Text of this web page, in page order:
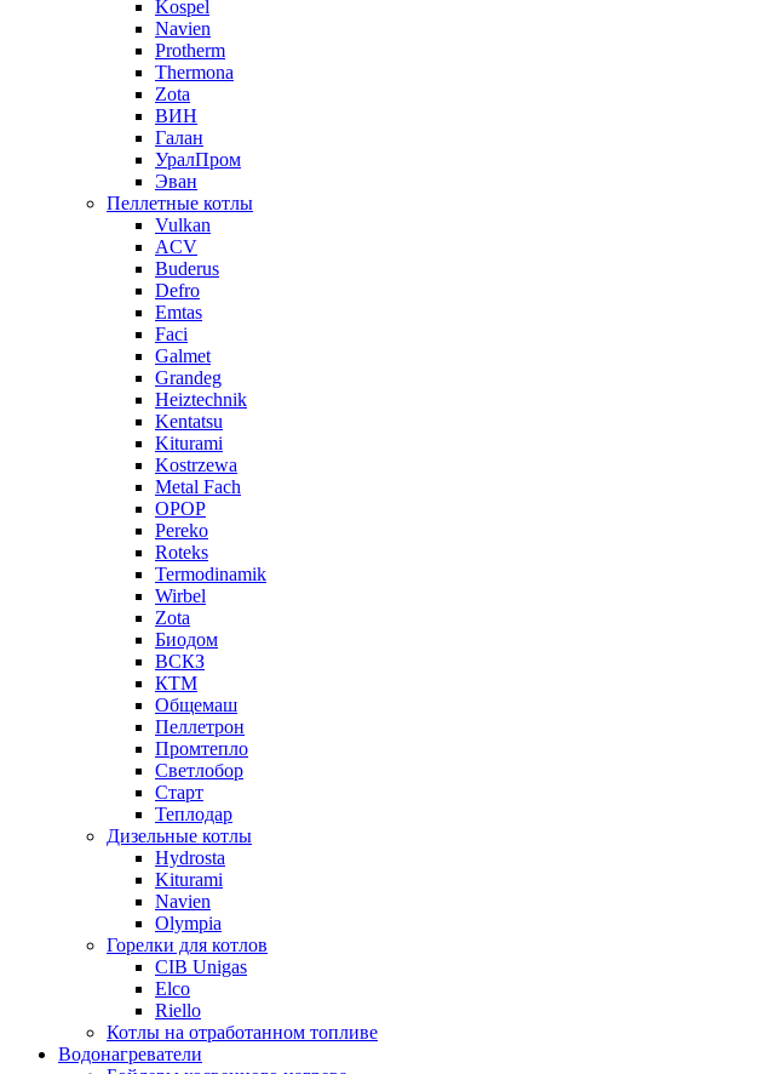
Kospel
Navien
Protherm
Thermona
Zota
ВИН
Галан
УралПром
Эван
Пеллетные котлы
Vulkan
ACV
Buderus
Defro
Emtas
Faci
Galmet
Grandeg
Heiztechnik
Kentatsu
Kiturami
Kostrzewa
Metal Fach
OPOP
Pereko
Roteks
Termodinamik
Wirbel
Zota
Биодом
ВСКЗ
КТМ
Общемаш
Пеллетрон
Промтепло
Светлобор
Старт
Теплодар
Дизельные котлы
Hydrosta
Kiturami
Navien
Olympia
Горелки для котлов
CIB Unigas
Elco
Riello
Котлы на отработанном топливе
Водонагреватели